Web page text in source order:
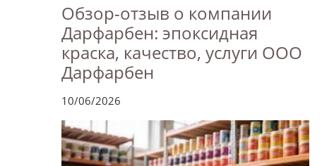
Обзор-отзыв о компании
Дарфарбен: эпоксидная
краска, качество, услуги ООО
Дарфарбен
10/06/2026